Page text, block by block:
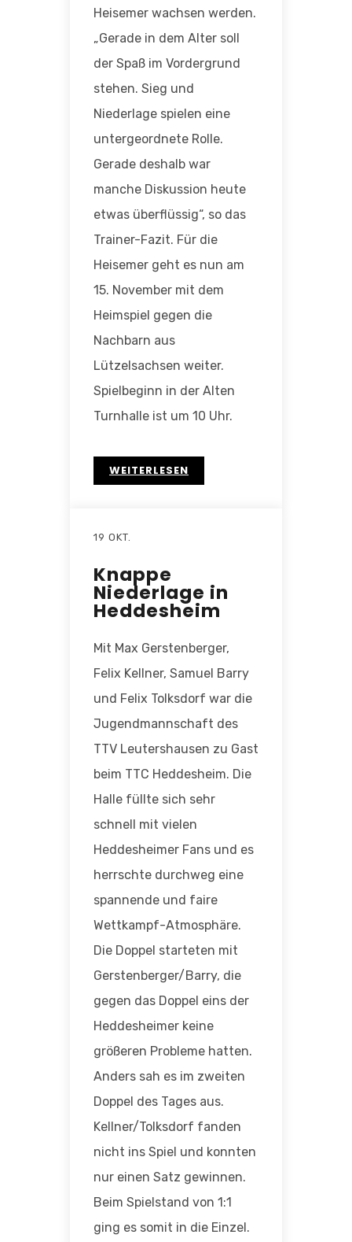
Heisemer wachsen werden.
„Gerade in dem Alter soll
der Spaß im Vordergrund
stehen. Sieg und
Niederlage spielen eine
untergeordnete Rolle.
Gerade deshalb war
manche Diskussion heute
etwas überflüssig“, so das
Trainer-Fazit. Für die
Heisemer geht es nun am
15. November mit dem
Heimspiel gegen die
Nachbarn aus
Lützelsachsen weiter.
Spielbeginn in der Alten
Turnhalle ist um 10 Uhr.
WEITERLESEN
19 OKT.
Knappe
Niederlage in
Heddesheim
Mit Max Gerstenberger,
Felix Kellner, Samuel Barry
und Felix Tolksdorf war die
Jugendmannschaft des
TTV Leutershausen zu Gast
beim TTC Heddesheim. Die
Halle füllte sich sehr
schnell mit vielen
Heddesheimer Fans und es
herrschte durchweg eine
spannende und faire
Wettkampf-Atmosphäre.
Die Doppel starteten mit
Gerstenberger/Barry, die
gegen das Doppel eins der
Heddesheimer keine
größeren Probleme hatten.
Anders sah es im zweiten
Doppel des Tages aus.
Kellner/Tolksdorf fanden
nicht ins Spiel und konnten
nur einen Satz gewinnen.
Beim Spielstand von 1:1
ging es somit in die Einzel.